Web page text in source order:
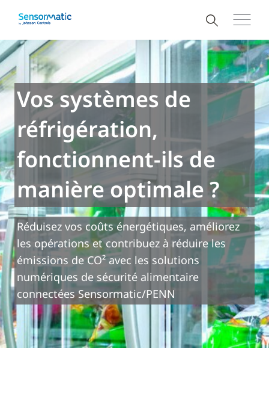
Vos systèmes de
réfrigération,
fonctionnent-ils de
manière optimale ?
Réduisez vos coûts énergétiques, améliorez
les opérations et contribuez à réduire les
émissions de CO² avec les solutions
numériques de sécurité alimentaire
connectées Sensormatic/PENN